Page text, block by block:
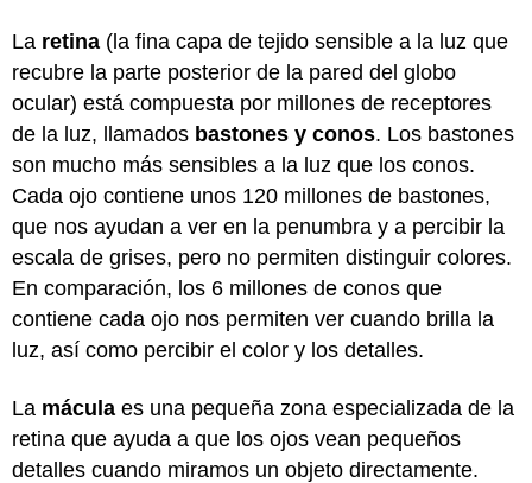
La retina (la fina capa de tejido sensible a la luz que
recubre la parte posterior de la pared del globo
ocular) está compuesta por millones de receptores
de la luz, llamados bastones y conos. Los bastones
son mucho más sensibles a la luz que los conos.
Cada ojo contiene unos 120 millones de bastones,
que nos ayudan a ver en la penumbra y a percibir la
escala de grises, pero no permiten distinguir colores.
En comparación, los 6 millones de conos que
contiene cada ojo nos permiten ver cuando brilla la
luz, así como percibir el color y los detalles.
La mácula es una pequeña zona especializada de la
retina que ayuda a que los ojos vean pequeños
detalles cuando miramos un objeto directamente.